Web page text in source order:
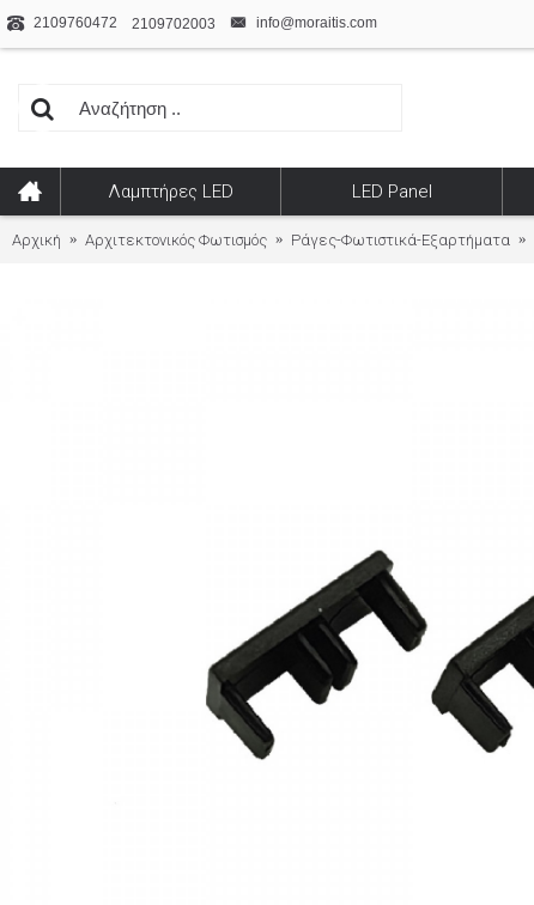
2109760472 2109702003 info@moraitis.com
Λαμπτήρες LED LED Panel
Αρχική Αρχιτεκτονικός Φωτισμός Ράγες-Φωτιστικά-Εξαρτήματα